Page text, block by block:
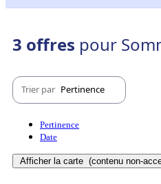
3 offres pour
Trier par Pertinence
Pertinence
Date
Afficher la carte (contenu non-